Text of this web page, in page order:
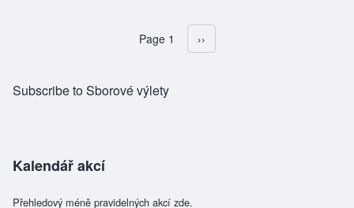
Pagination
Page 1 Následující stránka
››
Subscribe to Sborové výlety
Kalendář akcí
Přehledový méně pravidelných akcí zde.